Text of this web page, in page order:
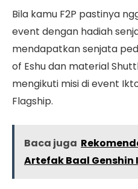
Bila kamu F2P pastinya
event dengan hadiah
mendapatkan senjata
of Eshu dan material
mengikuti misi di event
Flagship.
Baca juga
Artefak Baal